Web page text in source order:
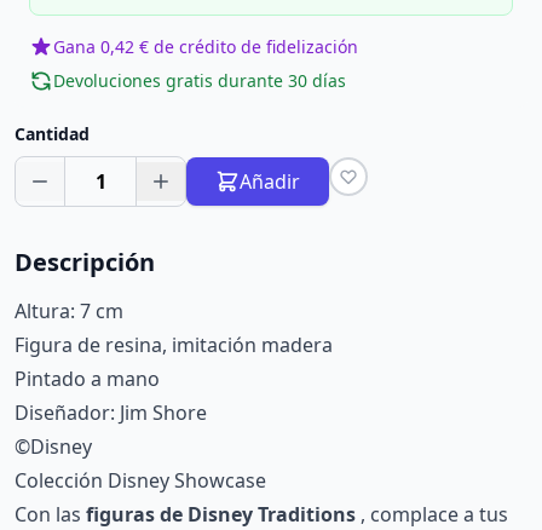
Gana 0,42 € de crédito de fidelización
Devoluciones gratis durante 30 días
Cantidad
1 Añadir
Descripción
Altura: 7 cm
Figura de resina, imitación madera
Pintado a mano
Diseñador: Jim Shore
©Disney
Colección Disney Showcase
Con las figuras de Disney Traditions , complace a tus